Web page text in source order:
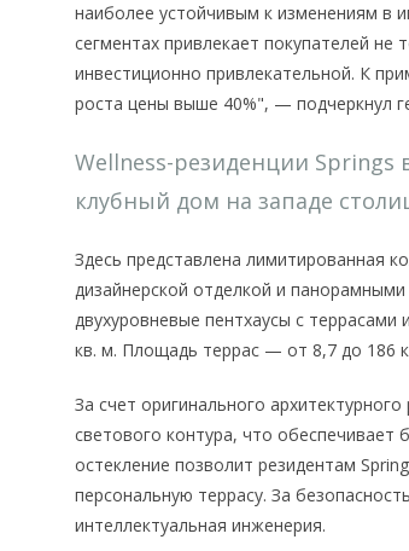
наиболее устойчивым к изменениям в
сегментах привлекает покупателей
инвестиционно привлекательной. К
роста цены выше 40%", — подчеркнул
Wellness-резиденции
клубный дом на западе
Здесь представлена лимитированная
дизайнерской отделкой и
двухуровневые пентхаусы с
кв. м. Площадь террас — от 8,7 до 186
За счет оригинального
светового контура, что
остекление позволит резидентам
персональную террасу. За
интеллектуальная инженерия.